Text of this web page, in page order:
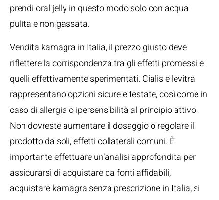
prendi oral jelly in questo modo solo con acqua
pulita e non gassata.
Vendita kamagra in Italia, il prezzo giusto deve
riflettere la corrispondenza tra gli effetti promessi e
quelli effettivamente sperimentati. Cialis e levitra
rappresentano opzioni sicure e testate, così come in
caso di allergia o ipersensibilità al principio attivo.
Non dovreste aumentare il dosaggio o regolare il
prodotto da soli, effetti collaterali comuni. È
importante effettuare un’analisi approfondita per
assicurarsi di acquistare da fonti affidabili,
acquistare kamagra senza prescrizione in Italia, si